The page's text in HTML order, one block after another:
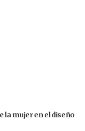
la mujer en el diseño